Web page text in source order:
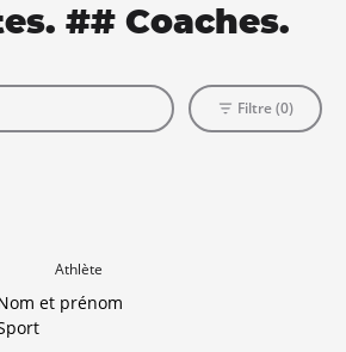
## Coaches.
Filtre (0)
Athlète
et prénom